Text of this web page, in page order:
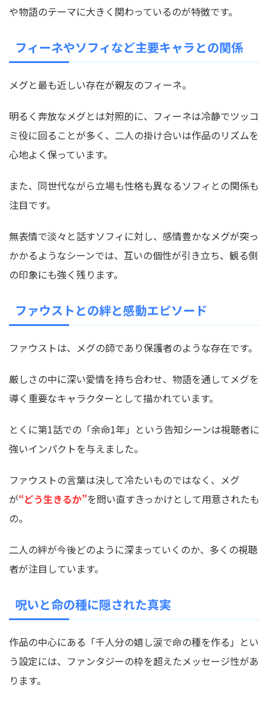
や物語のテーマに大きく関わっているのが特徴です。
フィーネやソフィなど主要キャラとの関係
メグと最も近しい存在が親友のフィーネ。
明るく奔放なメグとは対照的に、フィーネは冷静でツッコ
ミ役に回ることが多く、二人の掛け合いは作品のリズムを
心地よく保っています。
また、同世代ながら立場も性格も異なるソフィとの関係も
注目です。
無表情で淡々と話すソフィに対し、感情豊かなメグが突っ
かかるようなシーンでは、互いの個性が引き立ち、観る側
の印象にも強く残ります。
ファウストとの絆と感動エピソード
ファウストは、メグの師であり保護者のような存在です。
厳しさの中に深い愛情を持ち合わせ、物語を通してメグを
導く重要なキャラクターとして描かれています。
とくに第1話での「余命1年」という告知シーンは視聴者に
強いインパクトを与えました。
ファウストの言葉は決して冷たいものではなく、メグ
が“どう生きるか”を問い直すきっかけとして用意されたも
の。
二人の絆が今後どのように深まっていくのか、多くの視聴
者が注目しています。
呪いと命の種に隠された真実
作品の中心にある「千人分の嬉し涙で命の種を作る」とい
う設定には、ファンタジーの枠を超えたメッセージ性があ
ります。